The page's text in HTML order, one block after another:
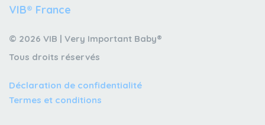
VIB® France
© 2026 VIB | Very Important Baby®
Tous droits réservés
Déclaration de confidentialité
Termes et conditions